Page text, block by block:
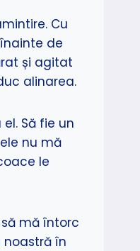
Cu
de
și agitat
alinarea.
Să fie un
nu mă
le
mă întorc
în